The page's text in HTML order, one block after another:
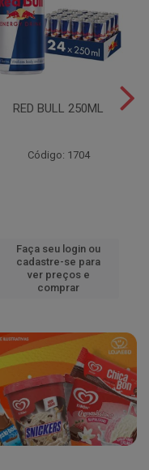
RED BULL 250ML
Código: 1704
Faça seu login ou
cadastre-se para
ver preços e
comprar